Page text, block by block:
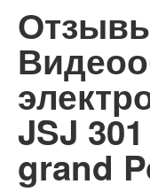
JSJ
grand